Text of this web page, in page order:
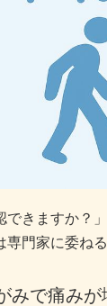
できますか
門家に委ね
で痛みが